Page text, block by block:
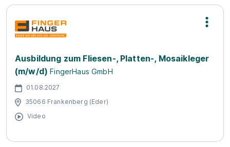
Ausbildung zum Fliesen-, Platten-, Mosaikleger
(m/w/d) FingerHaus GmbH
01.08.2027
35066 Frankenberg (Eder)
Video